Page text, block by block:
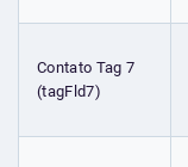
Contato Tag 7
(tagFld7)